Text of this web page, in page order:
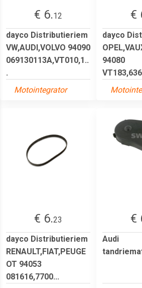
€ 6.12
dayco Distributieriem
VW,AUDI,VOLVO 94090
069130113A,VT010,1..
.
Motointegrator
€
dayco
94080
€ 6.23
dayco Distributieriem
RENAULT,FIAT,PEUGE
OT 94053
081616,7700...
€
Audi